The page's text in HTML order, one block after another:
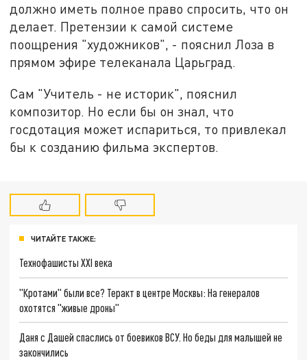
должно иметь полное право спросить, что он
делает. Претензии к самой системе
поощрения "художников", - пояснил Лоза в
прямом эфире телеканала Царьград.
Сам "Учитель - не историк", пояснил
композитор. Но если бы он знал, что
госдотация может испариться, то привлекал
бы к созданию фильма экспертов.
ЧИТАЙТЕ ТАКЖЕ:
Технофашисты XXI века
"Кротами" были все? Теракт в центре Москвы: На генералов
охотятся "живые дроны"
Даня с Дашей спаслись от боевиков ВСУ. Но беды для малышей не
закончились